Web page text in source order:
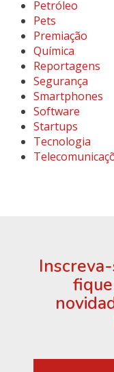
Petróleo
Pets
Premiação
Química
Reportagens
Segurança
Smartphones
Software
Startups
Tecnologia